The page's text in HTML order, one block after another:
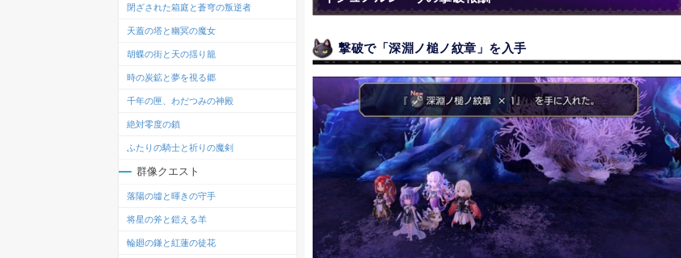
撃破で「深淵ノ槌ノ紋章」を入手
閉ざされた箱庭と蒼穹の叛逆者
天蓋の塔と幽冥の魔女
胡蝶の街と天の揺り籠
時の炭鉱と夢を視る郷
千年の匣、わだつみの神殿
絶対零度の鎖
ふたりの騎士と祈りの魔剣
群像クエスト
落陽の墟と暉きの守手
将星の斧と鎧える羊
輪廻の鎌と紅蓮の徒花